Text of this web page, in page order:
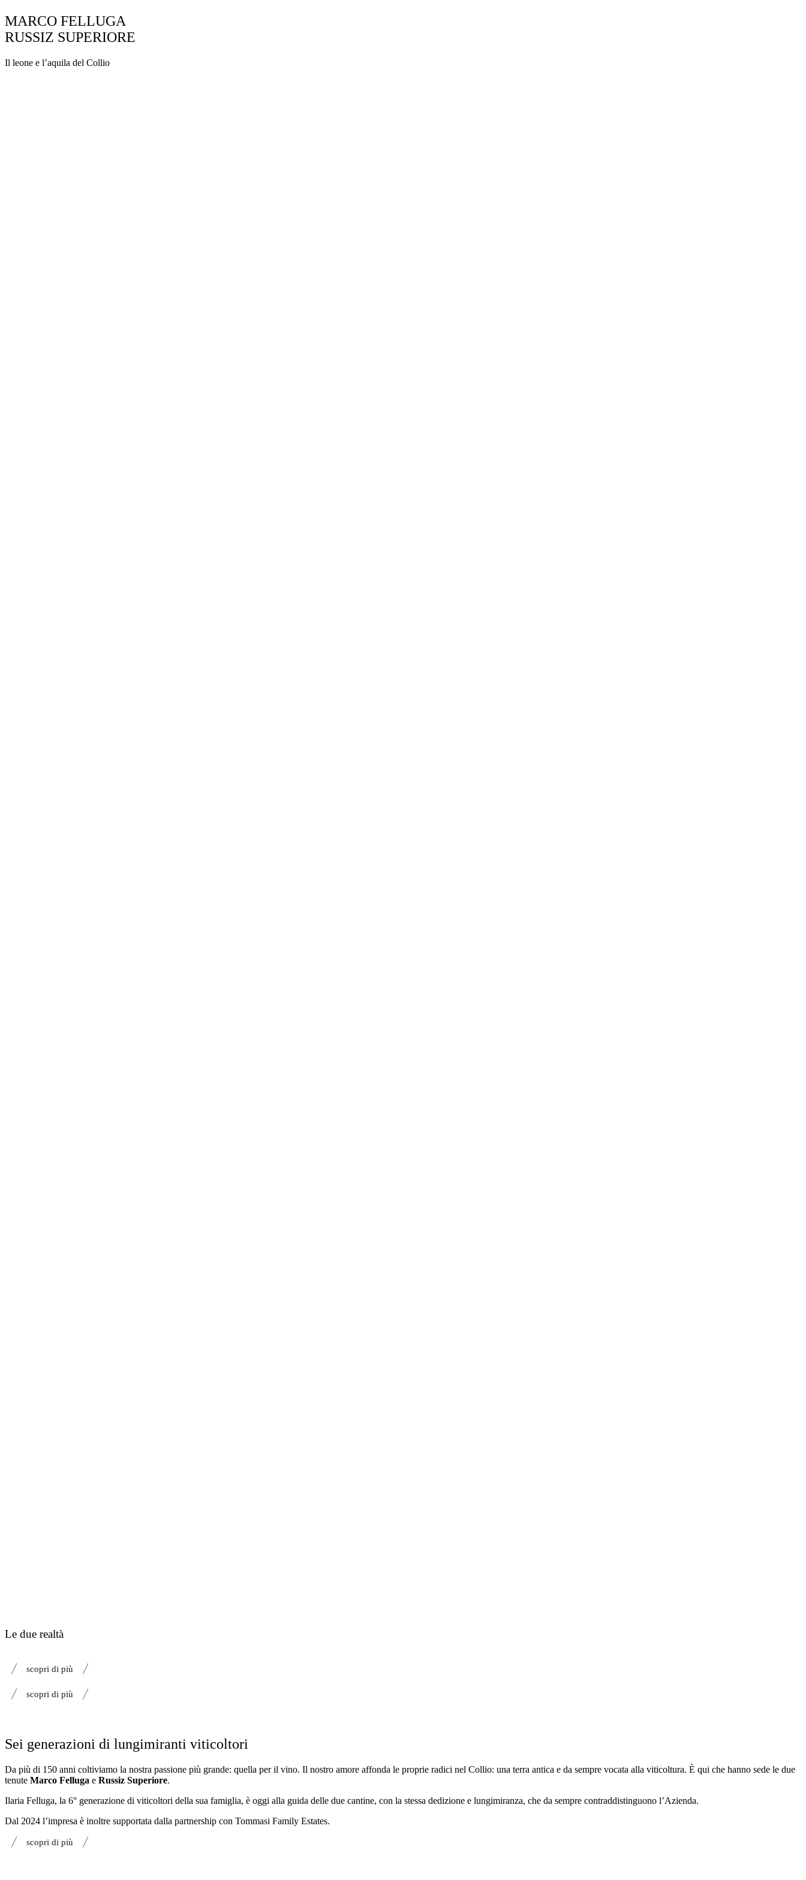
MARCO FELLUGA
RUSSIZ SUPERIORE
Il leone e l’aquila del Collio
Le due realtà
scopri di più
scopri di più
Sei generazioni di lungimiranti viticoltori
Da più di 150 anni coltiviamo la nostra passione più grande: quella per il vino. Il nostro amore affonda le proprie radici nel Collio: una terra antica e da sempre vocata alla viticoltura. È qui che hanno sede le due
tenute Marco Felluga e Russiz Superiore.
Ilaria Felluga, la 6° generazione di viticoltori della sua famiglia, è oggi alla guida delle due cantine, con la stessa dedizione e lungimiranza, che da sempre contraddistinguono l’Azienda.
Dal 2024 l’impresa è inoltre supportata dalla partnership con Tommasi Family Estates.
scopri di più